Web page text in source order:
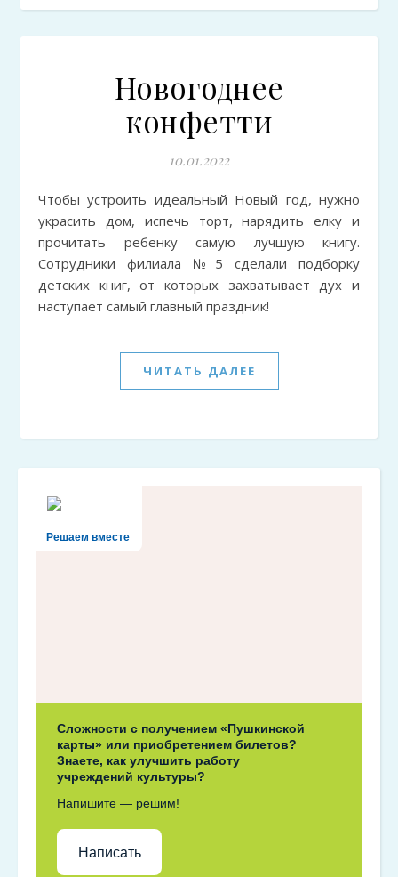
Новогоднее
конфетти
10.01.2022
Чтобы устроить идеальный Новый год, нужно
украсить дом, испечь торт, нарядить елку и
прочитать ребенку самую лучшую книгу.
Сотрудники филиала №5 сделали подборку
детских книг, от которых захватывает дух и
наступает самый главный праздник!
ЧИТАТЬ ДАЛЕЕ
Решаем вместе
Сложности с получением «Пушкинской
карты» или приобретением билетов?
Знаете, как улучшить работу
учреждений культуры?
Напишите — решим!
Написать